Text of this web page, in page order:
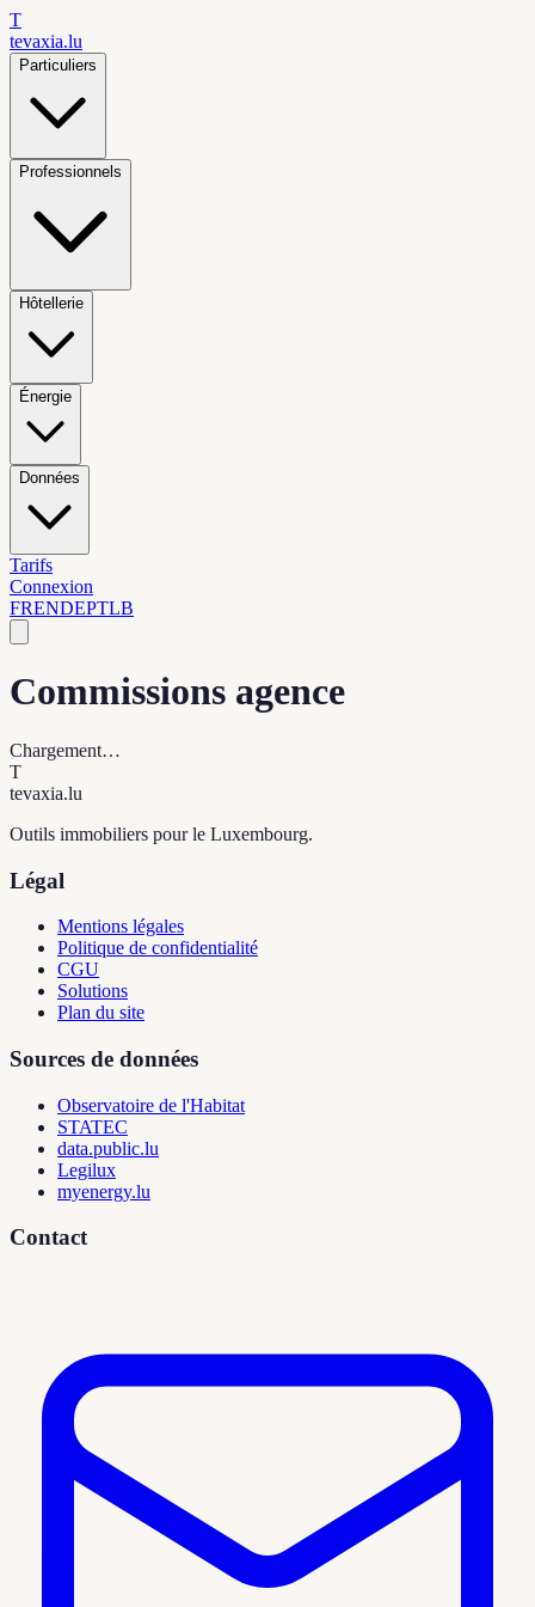
T
tevaxia.lu
Particuliers
Professionnels
Hôtellerie
Énergie
Données
Tarifs
Connexion
FRENDEPTLB
Commissions agence
Chargement…
T
tevaxia.lu
Outils immobiliers pour le Luxembourg.
Légal
Mentions légales
Politique de confidentialité
CGU
Solutions
Plan du site
Sources de données
Observatoire de l'Habitat
STATEC
data.public.lu
Legilux
myenergy.lu
Contact